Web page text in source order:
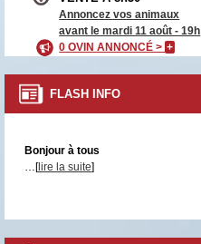
Annoncez vos animaux
avant le mardi 11 août - 19h
0 OVIN ANNONCÉ >+
FLASH INFO
Bonjour à tous
…[lire la suite]